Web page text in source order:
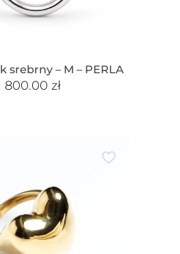
srebrny – M – PERLA
800.00zł